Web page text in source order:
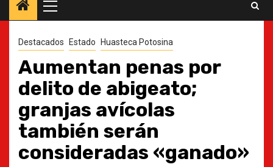
principal
Destacados Estado Huasteca Potosina
Aumentan penas por
delito de abigeato;
granjas avícolas
también serán
consideradas «ganado»